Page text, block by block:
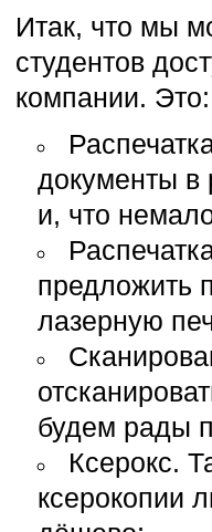
Итак, что мы
студентов
компании. Это:
документы в
и, что
предложить
лазерную
будем рады
Ксерокс.
ксерокопии